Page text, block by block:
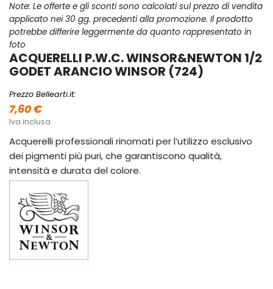
Note: Le offerte e gli sconti sono calcolati sul prezzo di vendita
applicato nei 30 gg. precedenti alla promozione. Il prodotto
potrebbe differire leggermente da quanto rappresentato in
foto
ACQUERELLI P.W.C. WINSOR&NEWTON 1/2
GODET ARANCIO WINSOR (724)
Prezzo Bellearti.it:
7,60 €
Iva inclusa
Acquerelli professionali rinomati per l’utilizzo esclusivo
dei pigmenti più puri, che garantiscono qualità,
intensità e durata del colore.